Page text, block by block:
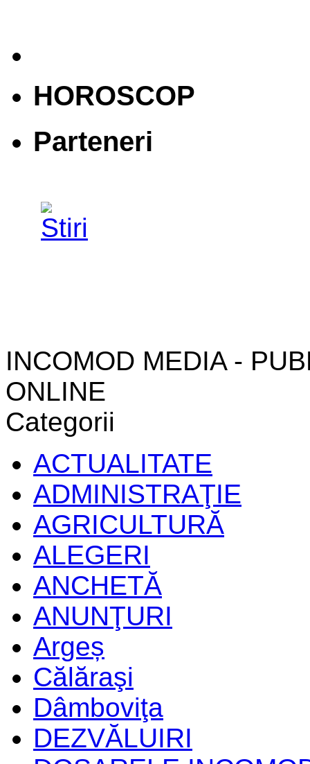
HOROSCOP
Parteneri
INCOMOD MEDIA -
ONLINE
Categorii
ACTUALITATE
ADMINISTRAŢIE
AGRICULTURĂ
ALEGERI
ANCHETĂ
ANUNŢURI
Argeș
Călăraşi
Dâmboviţa
DEZVĂLUIRI